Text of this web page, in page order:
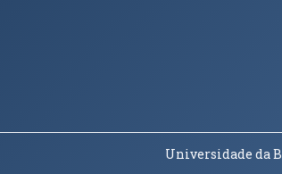
Universidade da